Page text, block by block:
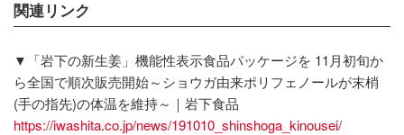
関連リンク
▼「岩下の新生姜」機能性表示食品パッケージを 11月初旬か
ら全国で順次販売開始～ショウガ由来ポリフェノールが末梢
(手の指先)の体温を維持～｜岩下食品
https://iwashita.co.jp/news/191010_shinshoga_kinousei/